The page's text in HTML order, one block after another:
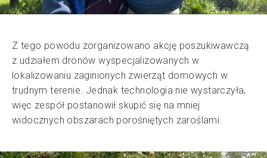
Z tego powodu zorganizowano akcję poszukiwawczą
z udziałem dronów wyspecjalizowanych w
lokalizowaniu zaginionych zwierząt domowych w
trudnym terenie. Jednak technologia nie wystarczyła,
więc zespół postanowił skupić się na mniej
widocznych obszarach porośniętych zaroślami.